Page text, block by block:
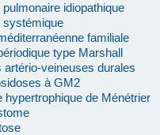
pulmonaire idiopathique
systémique
familiale
type Marshall
artério-veineuses durales
à GM2
hypertrophique de Ménétrier